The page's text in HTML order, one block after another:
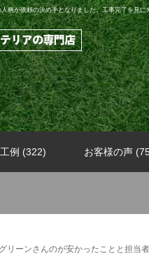
柄が依頼の決め手となりました。工事完了を見
例 (322) お客様の声
リーンさんのが安かったことと担